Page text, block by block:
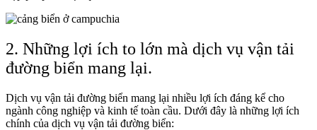
2. Những lợi ích to lớn mà dịch vụ vận tải
đường biển mang lại.
Dịch vụ vận tải đường biển mang lại nhiều lợi ích đáng kể cho
ngành công nghiệp và kinh tế toàn cầu. Dưới đây là những lợi ích
chính của dịch vụ vận tải đường biển: